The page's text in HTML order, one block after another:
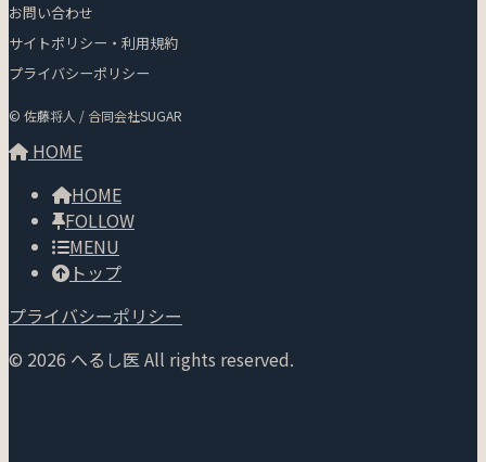
お問い合わせ
サイトポリシー・利用規約
プライバシーポリシー
© 佐藤将人 / 合同会社SUGAR
HOME
HOME
FOLLOW
MENU
トップ
プライバシーポリシー
© 2026 へるし医 All rights reserved.